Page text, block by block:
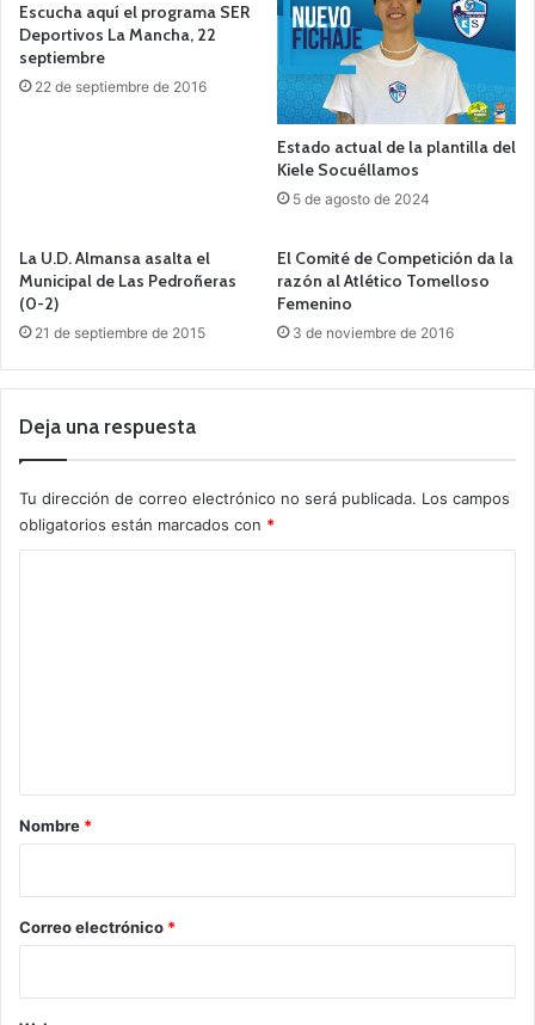
Escucha aquí el programa SER
Deportivos La Mancha, 22
septiembre
22 de septiembre de 2016
Estado actual de la plantilla del
Kiele Socuéllamos
5 de agosto de 2024
La U.D. Almansa asalta el
Municipal de Las Pedroñeras
(0-2)
21 de septiembre de 2015
El Comité de Competición da la
razón al Atlético Tomelloso
Femenino
3 de noviembre de 2016
Deja una respuesta
Tu dirección de correo electrónico no será publicada. Los campos
obligatorios están marcados con *
r
*
Nombre *
Correo electrónico *